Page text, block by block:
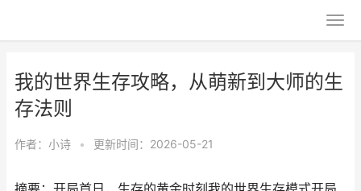
我的世界生存攻略，从萌新到大师的生
存法则
作者： 小诗 • 更新时间：2026-05-21